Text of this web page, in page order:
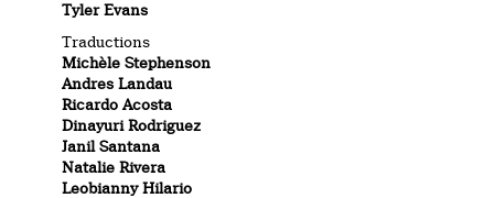
Tyler Evans
Traductions
Michèle Stephenson
Andres Landau
Ricardo Acosta
Dinayuri Rodriguez
Janil Santana
Natalie Rivera
Leobianny Hilario